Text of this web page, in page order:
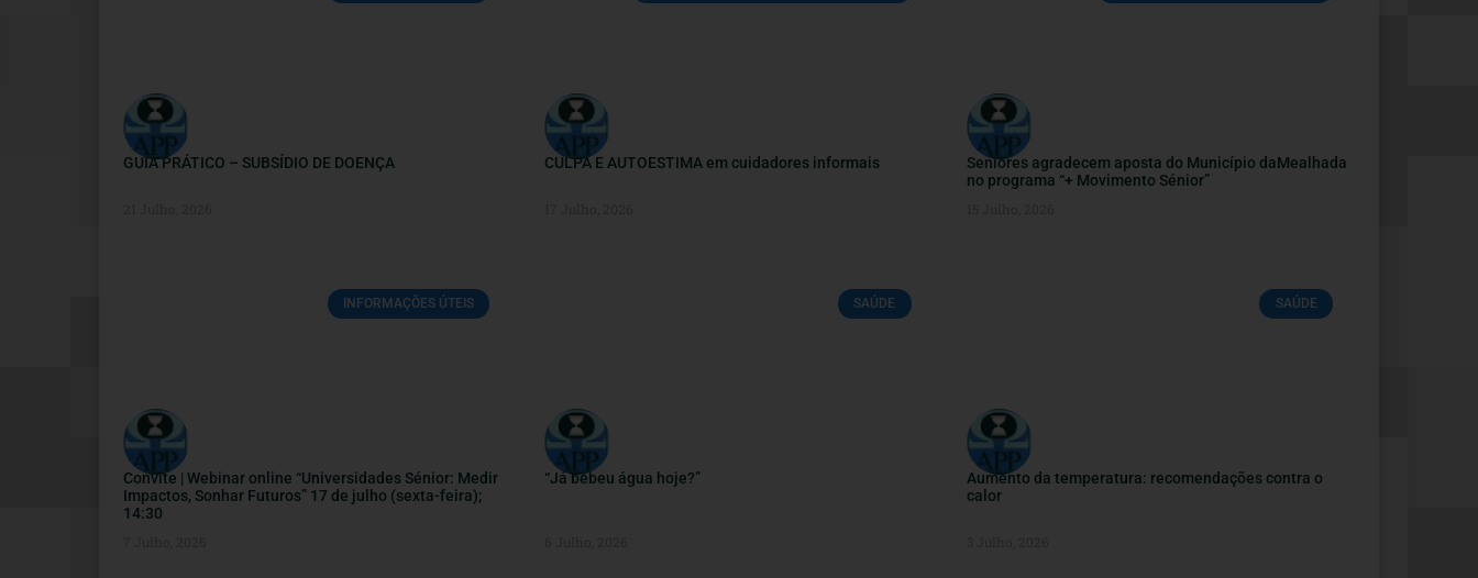
GUIA PRÁTICO – SUBSÍDIO DE DOENÇA CULPA E AUTOESTIMA em cuidadores informais
Seniores agradecem aposta do Município daMealhada
no programa “+ Movimento Sénior”
INFORMAÇÕES ÚTEIS
Convite | Webinar online “Universidades Sénior: Medir
Impactos, Sonhar Futuros” 17 de julho (sexta-feira);
14:30
SAÚDE
“Já bebeu água hoje?”
SAÚDE
Aumento da temperatura: recomendações contra o
calor